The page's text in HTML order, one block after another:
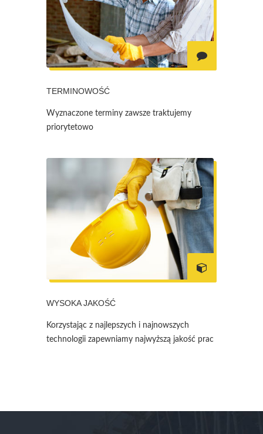
TERMINOWOŚĆ
Wyznaczone terminy zawsze traktujemy
priorytetowo
WYSOKA JAKOŚĆ
Korzystając z najlepszych i najnowszych
technologii zapewniamy najwyższą jakość prac